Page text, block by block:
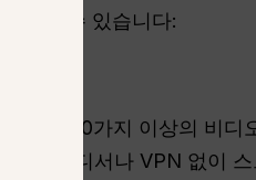
용할 수 있습니다:
및 기타 10가지 이상의 비디
어디서나 VPN 없이